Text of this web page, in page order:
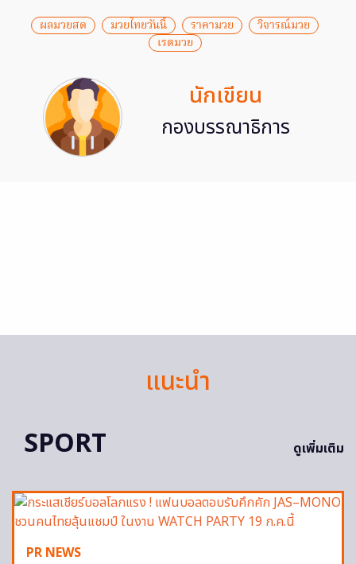
ผลมวยสด มวยไทยวันนี้ ราคามวย
วิจารณ์มวย
เรตมวย
นักเขียน
กองบรรณาธิการ
แนะนำ
SPORT
ดูเพิ่มเติม
PR NEWS